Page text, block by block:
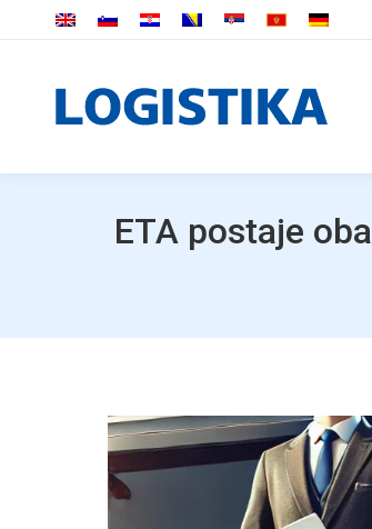
ETA postaje